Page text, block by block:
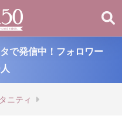
で発信中！フォロワー
ニティ